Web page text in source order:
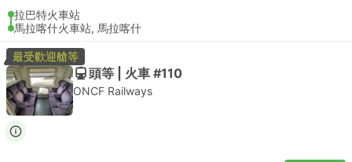
拉巴特火車站
馬拉喀什火車站, 馬拉喀什
最受歡迎艙等
頭等 | 火車 #110
ONCF Railways